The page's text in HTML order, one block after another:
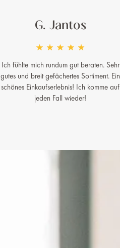
G. Jantos
Ich fühlte mich rundum gut beraten. Sehr
gutes und breit gefächertes Sortiment. Ein
schönes Einkaufserlebnis! Ich komme auf
jeden Fall wieder!